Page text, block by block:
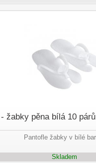
žabky pěna bílá 10 párů
Pantofle žabky v bílé
Skladem